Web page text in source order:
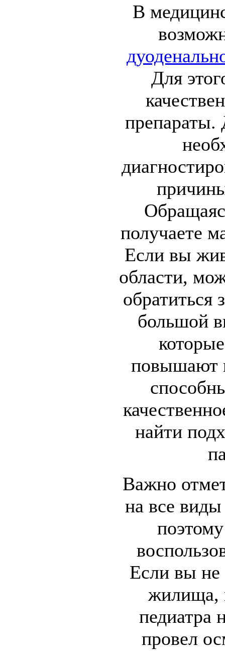
В
Для
препараты.
получаете
Если вы
области,
обратиться
большой
повышают
найти
Важно
на все
Если вы не
жилища,
педиатра
провел